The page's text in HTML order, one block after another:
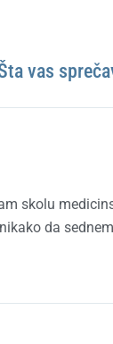
vas
skolu
da